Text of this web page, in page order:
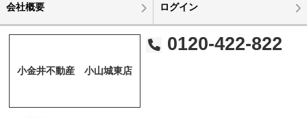
会社概要 ログイン
小金井不動産 小山城東店
0120-422-822